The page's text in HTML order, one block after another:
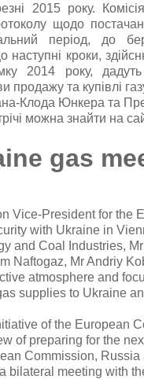
2015 року.
щодо
період, до
кроки,
2014 року,
продажу та купівлі
Клода Юнкера та
можна знайти на
gas
Vice-President for the
with Ukraine in
and Coal Industries,
Naftogaz, Mr Andriy
atmosphere and
supplies to Ukraine
of the European
of preparing for the
Commission, Russia
bilateral meeting with